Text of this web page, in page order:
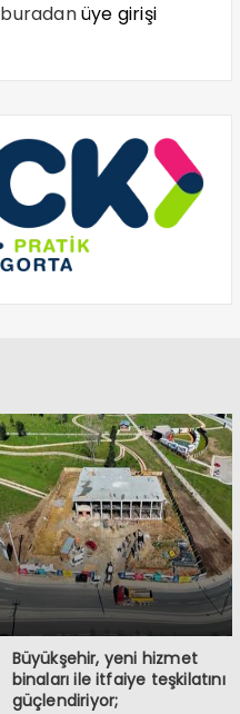
buradanüye girişi
Büyükşehir, yeni hizmet
binaları ile itfaiye teşkilatını
güçlendiriyor;